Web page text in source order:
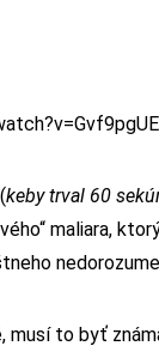
keby trval 60
maliara,
musí to byť